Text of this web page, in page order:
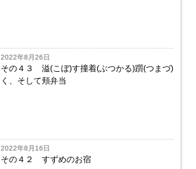
2022年8月26日
その４３ 溢(こぼ)す撞着(ぶつかる)躓(つまづ)
く、そして頬弁当
2022年8月16日
その４２ すずめのお宿